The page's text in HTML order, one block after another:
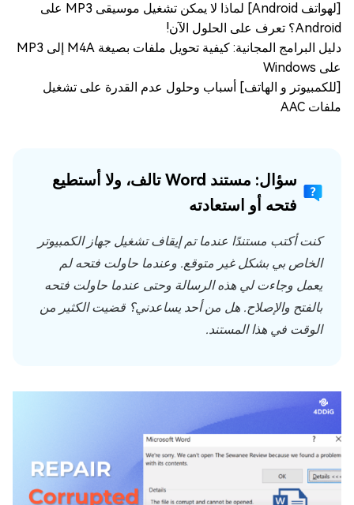
[لهواتف Android] لماذا لا يمكن تشغيل موسيقى MP3 على
Android؟ تعرف على الحلول الآن!
دليل البرامج المجانية: كيفية تحويل ملفات بصيغة M4A إلى MP3
على Windows
[للكمبيوتر و الهاتف] أسباب وحلول عدم القدرة على تشغيل
ملفات AAC
سؤال: مستند Word تالف، ولا أستطيع
فتحه أو استعادته
كنت أكتب مستندًا عندما تم إيقاف تشغيل جهاز الكمبيوتر
الخاص بي بشكل غير متوقع. وعندما حاولت فتحه لم
يعمل وجاءت لي هذه الرسالة وحتى عندما حاولت فتحه
بالفتح والإصلاح. هل من أحد يساعدني؟ قضيت الكثير من
الوقت في هذا المستند.